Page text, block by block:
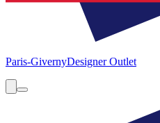
Paris-GivernyDesigner Outlet